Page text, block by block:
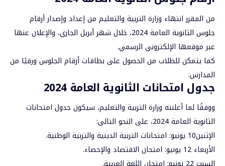
من المقرر انتهاء وزارة التربية والتعليم من إعداد وإصدار أرقام
جلوس الثانوية العامة 2024، خلال شهر أبريل الجاري، والإعلان عنها
عبر موقعها الإلكتروني الرسمي.
كما يتمكن للطلاب من الحصول على بطاقات أرقام الجلوس ورقيًا من
المدارس.
جدول امتحانات الثانوية العامة 2024
ووفقًا لما أعلنته وزارة التربية والتعليم، سيكون جدول امتحانات
الثانوية العامة 2024، على النحو التالي:
الإثنين10 يونيو: امتحانات التربية الدينية والتربية الوطنية.
الأربعاء 12 يونيو: امتحان الاقتصاد والإحصاء.